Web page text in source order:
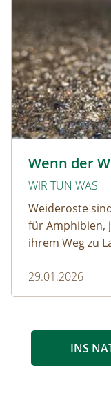
Wenn der
WIR TUN WAS
Weideroste
für Amphibien,
ihrem Weg zu
29.01.2026
INS